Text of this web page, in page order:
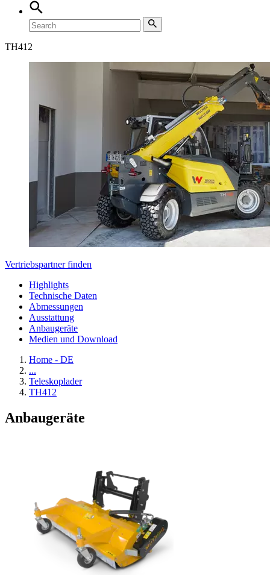
TH412
Vertriebspartner finden
Highlights
Technische Daten
Abmessungen
Ausstattung
Anbaugeräte
Medien und Download
Home - DE
...
Teleskoplader
TH412
Anbaugeräte